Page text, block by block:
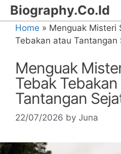
Skip
to
content
Biography.Co.Id
Home » Menguak Misteri
Tebakan atau Tantangan
Menguak
Tebak
Tantangan
22/07/2026 by Juna